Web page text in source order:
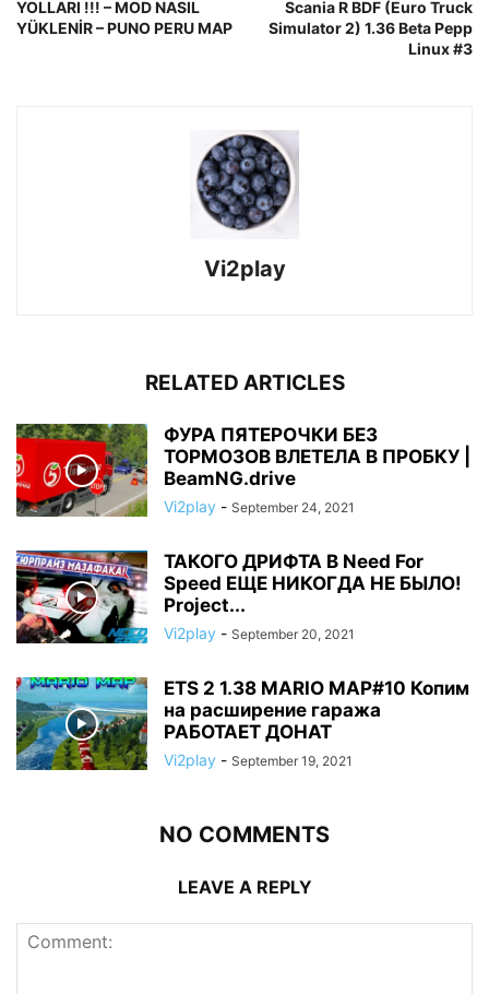
YOLLARI !!! – MOD NASIL
YÜKLENİR – PUNO PERU MAP
Scania R BDF (Euro Truck
Simulator 2) 1.36 Beta Pepp
Linux #3
Vi2play
RELATED ARTICLES
ФУРА ПЯТЕРОЧКИ БЕЗ
ТОРМОЗОВ ВЛЕТЕЛА В ПРОБКУ |
BeamNG.drive
Vi2play - September 24, 2021
ТАКОГО ДРИФТА В Need For
Speed ЕЩЕ НИКОГДА НЕ БЫЛО!
Project...
Vi2play - September 20, 2021
ETS 2 1.38 MARIO MAP#10 Копим
на расширение гаража
РАБОТАЕТ ДОНАТ
Vi2play - September 19, 2021
NO COMMENTS
LEAVE A REPLY